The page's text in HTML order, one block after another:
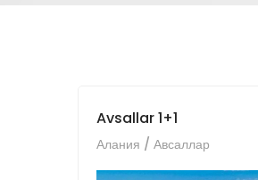
Avsallar 1+1
Алания / Авсаллар